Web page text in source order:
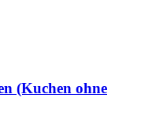
(Kuchen ohne